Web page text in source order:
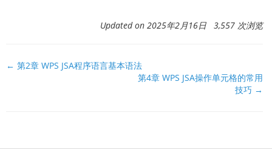
Updated on 2025年2月16日 3,557 次浏览
文
← 第2章 WPS JSA程序语言基本语法
第4章 WPS JSA操作单元格的常用
技巧 →